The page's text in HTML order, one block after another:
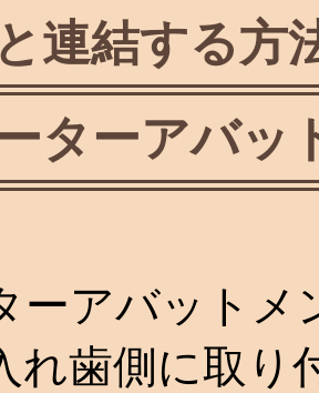
連結する方
ーターアバッ
ーアバット
れ歯側に取り